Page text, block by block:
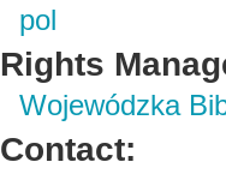
pol
Rights
Wojewódzka
Contact: